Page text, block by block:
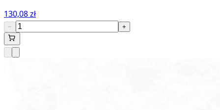
130,08 zł
− +